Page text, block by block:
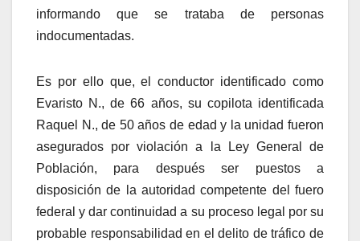
informando que se trataba de personas
indocumentadas.
Es por ello que, el conductor identificado como
Evaristo N., de 66 años, su copilota identificada
Raquel N., de 50 años de edad y la unidad fueron
asegurados por violación a la Ley General de
Población, para después ser puestos a
disposición de la autoridad competente del fuero
federal y dar continuidad a su proceso legal por su
probable responsabilidad en el delito de tráfico de